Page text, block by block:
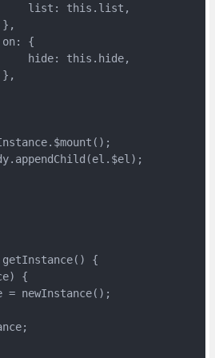
list: this.list,
{
hide: this.hide,
{
{
= newInstance();